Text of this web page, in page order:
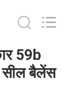
59b
बैलेंस